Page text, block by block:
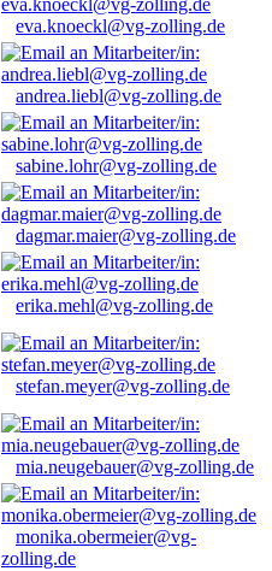
eva.knoeckl@vg-zolling.de
andrea.liebl@vg-zolling.de
sabine.lohr@vg-zolling.de
dagmar.maier@vg-zolling.de
erika.mehl@vg-zolling.de
stefan.meyer@vg-zolling.de
mia.neugebauer@vg-zolling.de
monika.obermeier@vg-
zolling.de